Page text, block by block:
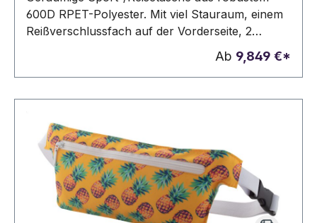
600D RPET-Polyester. Mit viel Stauraum, einem
Reißverschlussfach auf der Vorderseite, 2
Griffen und verstellbaren Schulterriemen. GRS-
zertifiziert. Recyceltes Material insgesamt: 98%.
Fassungsvermögen ca. 35 Liter.
Ab 9,849 €*